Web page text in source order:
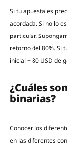
Si tu apuesta es
acordada. Si no lo
particular.
retorno del 80%. Si
inicial + 80 USD de
¿Cuáles
binarias?
Conocer los
en las diferentes